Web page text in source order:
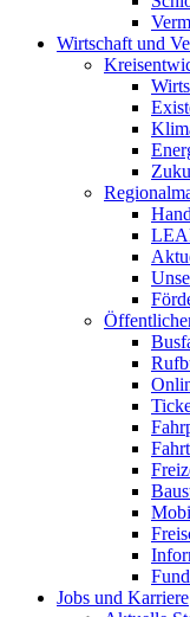
Wirtschaft und
Jobs und Karriere